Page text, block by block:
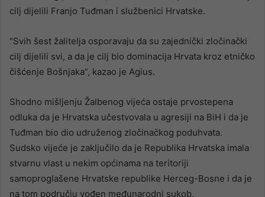
cilj dijelili Franjo Tuđman i službenici Hrvatske.
“Svih šest žalitelja osporavaju da su zajednički zločinački
cilj dijelili svi, a da je cilj bio dominacija Hrvata kroz etničko
čišćenje Bošnjaka”, kazao je Agius.
Shodno mišljenju Žalbenog vijeća ostaje prvostepena
odluka da je Hrvatska učestvovala u agresiji na BiH i da je
Tuđman bio dio udruženog zločinačkog poduhvata.
Sudsko vijeće je zaključilo da je Republika Hrvatska imala
stvarnu vlast u nekim općinama na teritoriji
samoproglašene Hrvatske republike Herceg-Bosne i da je
na tom području vođen međunarodni sukob.